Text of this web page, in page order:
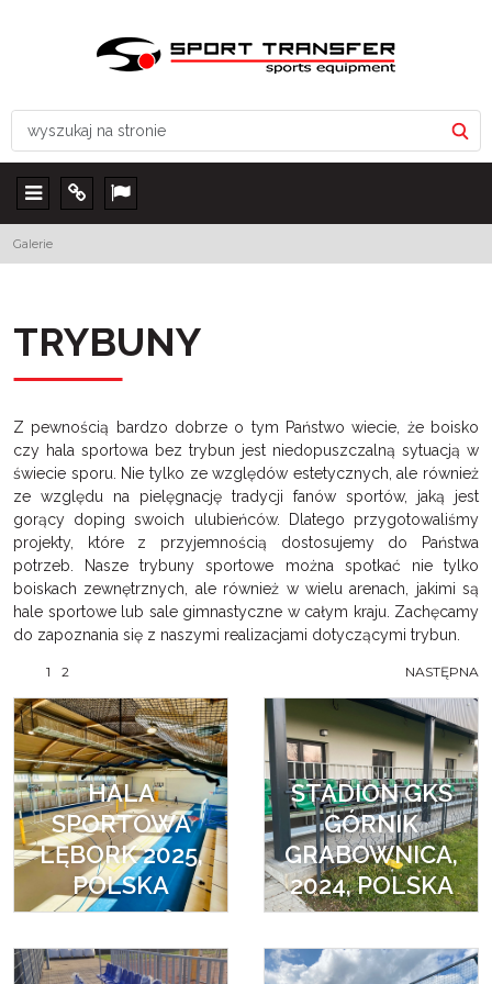
Menu Info Lang
Galerie
TRYBUNY
Z pewnością bardzo dobrze o tym Państwo wiecie, że boisko
czy hala sportowa bez trybun jest niedopuszczalną sytuacją w
świecie sporu. Nie tylko ze względów estetycznych, ale również
ze względu na pielęgnację tradycji fanów sportów, jaką jest
gorący doping swoich ulubieńców. Dlatego przygotowaliśmy
projekty, które z przyjemnością dostosujemy do Państwa
potrzeb. Nasze trybuny sportowe można spotkać nie tylko
boiskach zewnętrznych, ale również w wielu arenach, jakimi są
hale sportowe lub sale gimnastyczne w całym kraju. Zachęcamy
do zapoznania się z naszymi realizacjami dotyczącymi trybun.
1 2 NASTĘPNA
HALA
SPORTOWA
LĘBORK 2025,
POLSKA
STADION GKS
GÓRNIK
GRABOWNICA,
2024, POLSKA